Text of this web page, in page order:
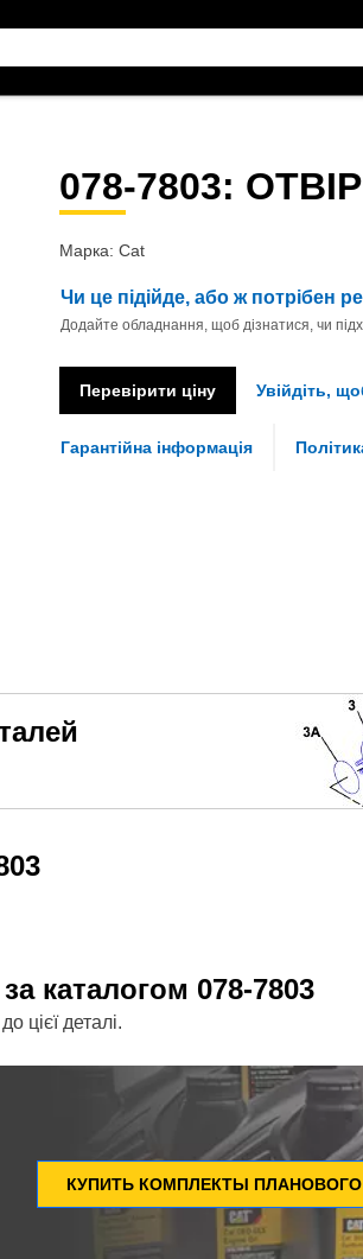
078-7803:
Марка: Cat
Чи це підійде, або ж потрібен
Додайте обладнання, щоб дізнатися, чи
Перевірити ціну Увійдіть,
Гарантійна інформація
каталогом 078-7803
цієї деталі.
КУПИТЬ КОМПЛЕКТЫ